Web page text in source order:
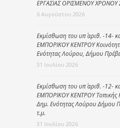
ΕΡΓΑΣΙΑΣ ΟΡΙΣΜΕΝΟΥ
6 Αυγούστου 2026
Εκμίσθωση του υπ΄ αριθ. -14-
ΕΜΠΟΡΙΚΟΥ ΚΕΝΤΡΟΥ
Ενότητας Λούρου, Δήμου
31 Ιουλίου 2026
Εκμίσθωση του υπ΄ αριθ. -12-
ΕΜΠΟΡΙΚΟΥ ΚΕΝΤΡΟΥ Τοπικής
Δημ. Ενότητας Λούρου Δήμου
τ.μ.
31 Ιουλίου 2026